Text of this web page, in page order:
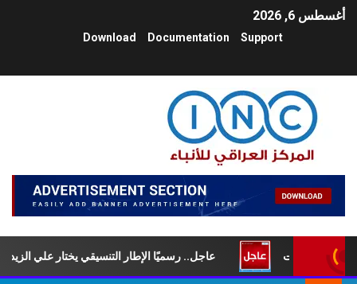
أغسطس 6, 2026
Support
Documentation
Download
عاجل.. رسميًا الإطار التنسيقي يختار علي الزيدي رئيسًا السبت